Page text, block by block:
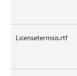
Licensetermsis.rtf